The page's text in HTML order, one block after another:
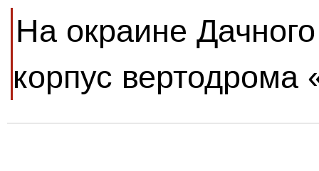
На окраине
корпус вертодрома